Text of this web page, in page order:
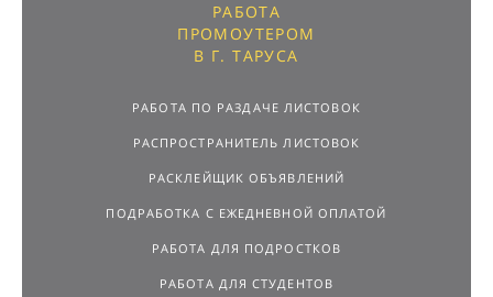
РАБОТА
ПРОМОУТЕРОМ
В Г. ТАРУСА
РАБОТА ПО РАЗДАЧЕ ЛИСТОВОК
РАСПРОСТРАНИТЕЛЬ ЛИСТОВОК
РАСКЛЕЙЩИК ОБЪЯВЛЕНИЙ
ПОДРАБОТКА С ЕЖЕДНЕВНОЙ ОПЛАТОЙ
РАБОТА ДЛЯ ПОДРОСТКОВ
РАБОТА ДЛЯ СТУДЕНТОВ